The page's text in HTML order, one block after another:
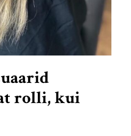
rolli, kui